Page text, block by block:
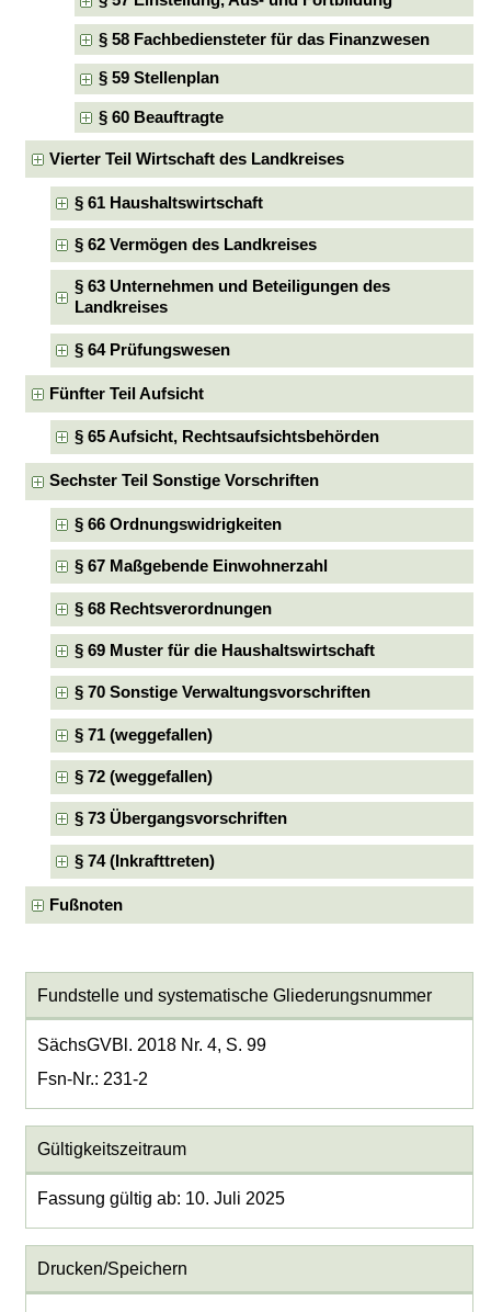
§ 58 Fachbediensteter für das Finanzwesen
§ 59 Stellenplan
§ 60 Beauftragte
Vierter Teil Wirtschaft des Landkreises
§ 61 Haushaltswirtschaft
§ 62 Vermögen des Landkreises
§ 63 Unternehmen und Beteiligungen des
Landkreises
§ 64 Prüfungswesen
Fünfter Teil Aufsicht
§ 65 Aufsicht, Rechtsaufsichtsbehörden
Sechster Teil Sonstige Vorschriften
§ 66 Ordnungswidrigkeiten
§ 67 Maßgebende Einwohnerzahl
§ 68 Rechtsverordnungen
§ 69 Muster für die Haushaltswirtschaft
§ 70 Sonstige Verwaltungsvorschriften
§ 71 (weggefallen)
§ 72 (weggefallen)
§ 73 Übergangsvorschriften
§ 74 (Inkrafttreten)
Fußnoten
Fundstelle und systematische Gliederungsnummer
SächsGVBl. 2018 Nr. 4, S. 99
Fsn-Nr.: 231-2
Gültigkeitszeitraum
Fassung gültig ab: 10. Juli 2025
Drucken/Speichern